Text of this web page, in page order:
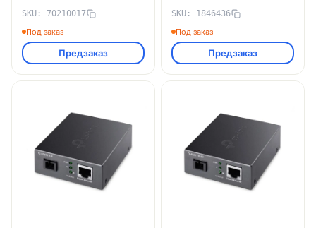
SKU: 70210017
Под заказ
Предзаказ
SKU: 1846436
Под заказ
Предзаказ